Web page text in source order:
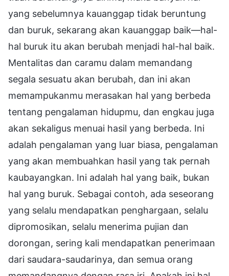
yang sebelumnya kauanggap tidak beruntung
dan buruk, sekarang akan kauanggap baik—hal-
hal buruk itu akan berubah menjadi hal-hal baik.
Mentalitas dan caramu dalam memandang
segala sesuatu akan berubah, dan ini akan
memampukanmu merasakan hal yang berbeda
tentang pengalaman hidupmu, dan engkau juga
akan sekaligus menuai hasil yang berbeda. Ini
adalah pengalaman yang luar biasa, pengalaman
yang akan membuahkan hasil yang tak pernah
kaubayangkan. Ini adalah hal yang baik, bukan
hal yang buruk. Sebagai contoh, ada seseorang
yang selalu mendapatkan penghargaan, selalu
dipromosikan, selalu menerima pujian dan
dorongan, sering kali mendapatkan penerimaan
dari saudara-saudarinya, dan semua orang